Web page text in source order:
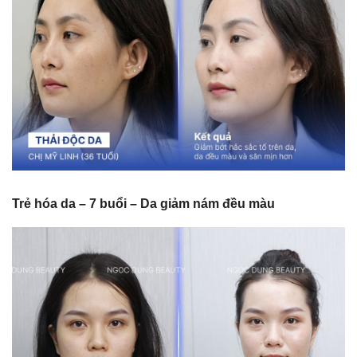
Trẻ hóa da – 7 buổi – Da giảm nám đều màu